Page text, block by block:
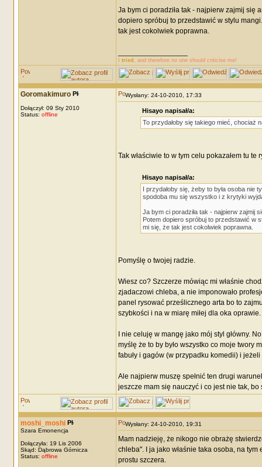
Ja bym ci poradziła tak - najpierw zajmij się
dopiero spróbuj to przedstawić w stylu
tak jest cokolwiek poprawna.
tried , and therefore no oneshould criticise me!
Goromakimuro
Dołączył: 09 Sty 2010
Status: offline
Wysłany: 24-10-2010, 17:33
Hisayo napisał/a:
To przydałoby się takiego mieć, chociaż
Tak właściwie to w tym celu pokazałem tu te
Hisayo napisał/a:
I przydałoby się, żeby to była osoba nie
spodoba mu się wszystko i z krytyki
Ja bym ci poradziła tak - najpierw zajmij
Potem dopiero spróbuj to przedstawić w
mi się, że tak jest cokolwiek poprawna.
Pomyślę o twojej radzie.
Wiesz co? Szczerze mówiąc mi właśnie
zjadaczowi chleba, a nie imponowało
panel rysować prześlicznego arta bo to
szybkości i na w miarę miłej dla oka oprawie.
I nie celuję w mangę jako mój styl główny.
myślę że to by było wszystko co moje twory
fabuły i gagów (w przypadku komedii) i
Ale najpierw muszę spełnić ten drugi
jeszcze mam się nauczyć i co jest nie tak,
moshi_moshi
Szara Emonencja
Dołączyła: 19 Lis 2006
Skąd: Dąbrowa Górnicza
Status: offline
Wysłany: 24-10-2010, 19:31
Mam nadzieję, że nikogo nie obrażę
chleba". I ja jako właśnie taka osoba, na
prostu szczera.